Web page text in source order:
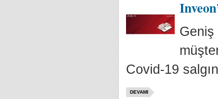
Geniş
Covid-19
DEVAMI